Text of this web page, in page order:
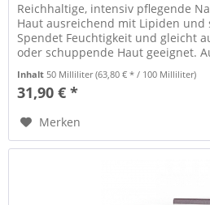
Reichhaltige, intensiv pflegende
Haut ausreichend mit Lipiden
Spendet Feuchtigkeit und gleicht
oder schuppende Haut geeignet.
Inhalt50 Milliliter(63,80 € * / 100 Milliliter)
31,90 € *
Merken